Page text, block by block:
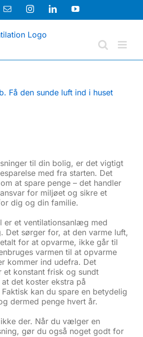
E-
InstagramLinkedInYouTube
til din bolig, er det vigtigt
med fra starten. Det
at spare penge – det handler
for miljøet og sikre et
dig og din familie.
er et ventilationsanlæg med
Det sørger for, at den varme luft,
for at opvarme, ikke går til
varmen til at opvarme
kommer ind udefra. Det
et konstant frisk og sundt
det koster ekstra på
kan du spare en betydelig
dermed penge hvert år.
der. Når du vælger en
gør du også noget godt for